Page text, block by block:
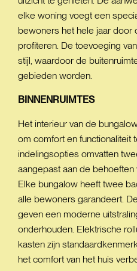
elke woning voegt een
bewoners het hele jaar door
profiteren. De toevoeging
stijl, waardoor de
gebieden worden.
BINNENRUIMTES
Het interieur van de
om comfort en functionaliteit
indelingsopties omvatten
aangepast aan de
Elke bungalow heeft twee
alle bewoners garandeert.
geven een moderne
onderhouden. Elektrische
kasten zijn
het comfort van het huis